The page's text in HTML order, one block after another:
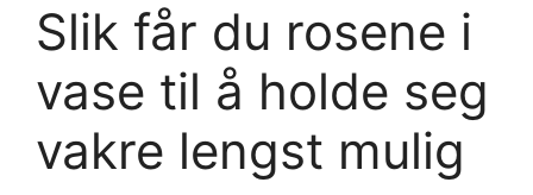
Slik får du rosene i
vase til å holde seg
vakre lengst mulig